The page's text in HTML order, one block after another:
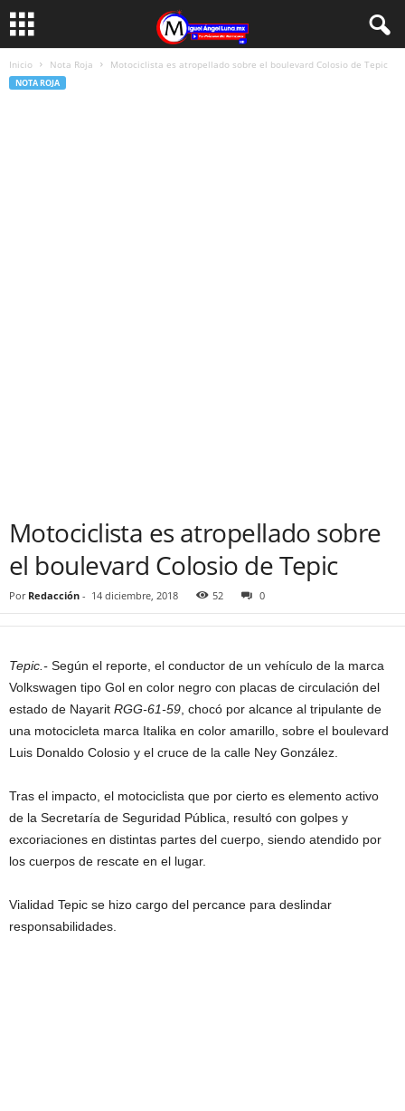
Inicio Nota Roja Motociclista es atropellado sobre el boulevard Colosio de Tepic
NOTA ROJA
Motociclista es atropellado sobre
el boulevard Colosio de Tepic
Por Redacción - 14 diciembre, 2018 52 0
Tepic.- Según el reporte, el conductor de un vehículo de la marca
Volkswagen tipo Gol en color negro con placas de circulación del
estado de Nayarit RGG-61-59 , chocó por alcance al tripulante de
una motocicleta marca Italika en color amarillo, sobre el boulevard
Luis Donaldo Colosio y el cruce de la calle Ney González.
Tras el impacto, el motociclista que por cierto es elemento activo
de la Secretaría de Seguridad Pública, resultó con golpes y
excoriaciones en distintas partes del cuerpo, siendo atendido por
los cuerpos de rescate en el lugar.
Vialidad Tepic se hizo cargo del percance para deslindar
responsabilidades.